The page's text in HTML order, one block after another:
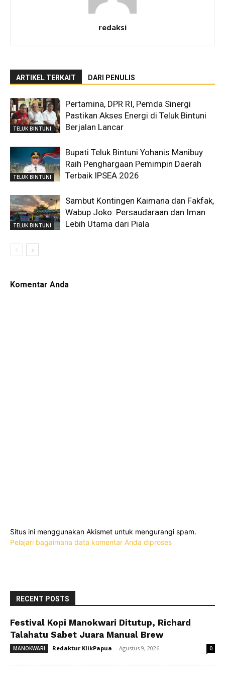
redaksi
ARTIKEL TERKAIT DARI PENULIS
TELUK BINTUNI
Pertamina, DPR RI, Pemda Sinergi
Pastikan Akses Energi di Teluk Bintuni
Berjalan Lancar
TELUK BINTUNI
Bupati Teluk Bintuni Yohanis Manibuy
Raih Penghargaan Pemimpin Daerah
Terbaik IPSEA 2026
TELUK BINTUNI
Sambut Kontingen Kaimana dan Fakfak,
Wabup Joko: Persaudaraan dan Iman
Lebih Utama dari Piala
Komentar Anda
Situs ini menggunakan Akismet untuk mengurangi spam.
Pelajari bagaimana data komentar Anda diproses
RECENT POSTS
Festival Kopi Manokwari Ditutup, Richard
Talahatu Sabet Juara Manual Brew
MANOKWARI Redaktur KlikPapua - Agustus 9, 2026 0